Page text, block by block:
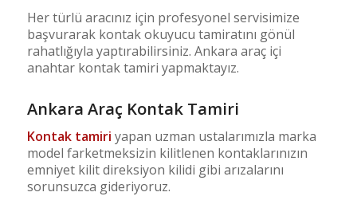
Her türlü aracınız için profesyonel servisimize
başvurarak kontak okuyucu tamiratını gönül
rahatlığıyla yaptırabilirsiniz. Ankara araç içi
anahtar kontak tamiri yapmaktayız.
Ankara Araç Kontak Tamiri
Kontak tamiri yapan uzman ustalarımızla marka
model farketmeksizin kilitlenen kontaklarınızın
emniyet kilit direksiyon kilidi gibi arızalarını
sorunsuzca gideriyoruz.